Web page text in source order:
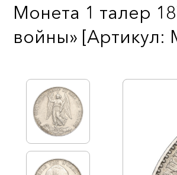
Монета 1 талер
войны» [Артикул: